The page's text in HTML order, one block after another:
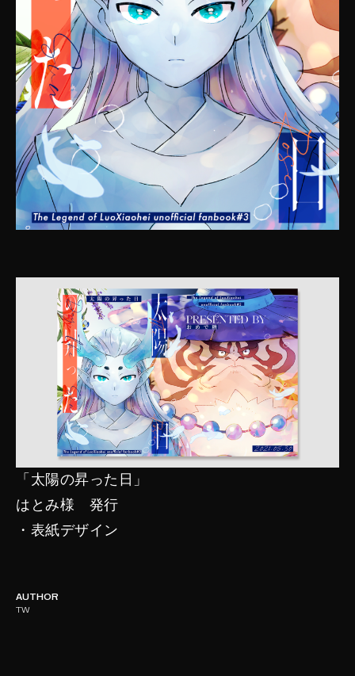
「太陽の昇った日」
はとみ様 発行
・表紙デザイン
AUTHOR
TW